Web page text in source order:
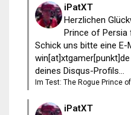
iPatXT
Herzlichen
Prince of Persia
Schick uns bitte eine E-
deines Disqus-Profils...
Im Test: The Rogue Prince
iPatXT